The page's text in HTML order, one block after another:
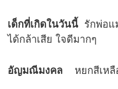
เด็กที่เกิดในวันนี้ รักพ่อแ
ได้กล้าเสีย ใจดีมากๆ
อัญมณีมงคล หยกสีเหลื